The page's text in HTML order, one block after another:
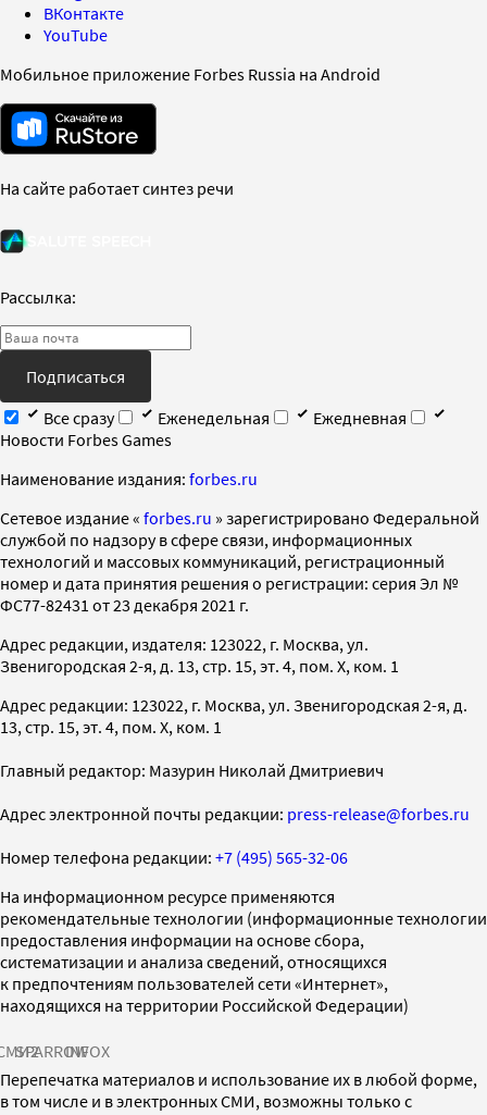
ВКонтакте
YouTube
Мобильное приложение Forbes Russia на Android
На сайте работает синтез речи
Рассылка:
Подписаться
Все сразу
Еженедельная
Ежедневная
Новости Forbes Games
Наименование издания: forbes.ru
Cетевое издание « forbes.ru » зарегистрировано Федеральной
службой по надзору в сфере связи, информационных
технологий и массовых коммуникаций, регистрационный
номер и дата принятия решения о регистрации: серия Эл №
ФС77-82431 от 23 декабря 2021 г.
Адрес редакции, издателя: 123022, г. Москва, ул.
Звенигородская 2-я, д. 13, стр. 15, эт. 4, пом. X, ком. 1
Адрес редакции: 123022, г. Москва, ул. Звенигородская 2-я, д.
13, стр. 15, эт. 4, пом. X, ком. 1
Главный редактор: Мазурин Николай Дмитриевич
Адрес электронной почты редакции: press-release@forbes.ru
Номер телефона редакции: +7 (495) 565-32-06
На информационном ресурсе применяются
рекомендательные технологии (информационные технологии
предоставления информации на основе сбора,
систематизации и анализа сведений, относящихся
к предпочтениям пользователей сети «Интернет»,
находящихся на территории Российской Федерации)
SPARROWINFOX
Перепечатка материалов и использование их в любой форме,
в том числе и в электронных СМИ, возможны только с